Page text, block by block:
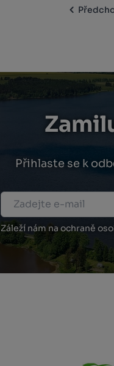
Přihlaste se k
Záleží nám na ochraně